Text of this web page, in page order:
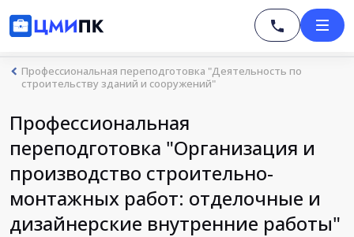
Профессиональная переподготовка "Деятельность по
строительству зданий и сооружений"
Профессиональная
переподготовка "Организация и
производство строительно-
монтажных работ: отделочные и
дизайнерские внутренние работы"